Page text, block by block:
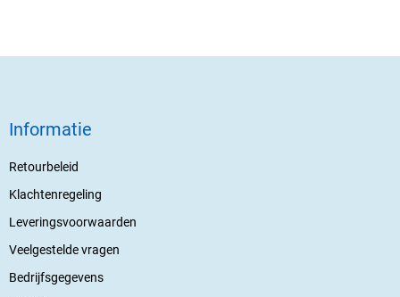
Informatie
Retourbeleid
Klachtenregeling
Leveringsvoorwaarden
Veelgestelde vragen
Bedrijfsgegevens